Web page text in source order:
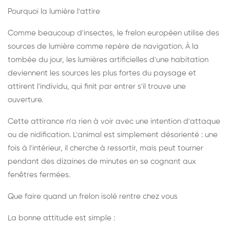
Pourquoi la lumière l'attire
Comme beaucoup d'insectes, le frelon européen utilise des
sources de lumière comme repère de navigation. À la
tombée du jour, les lumières artificielles d'une habitation
deviennent les sources les plus fortes du paysage et
attirent l'individu, qui finit par entrer s'il trouve une
ouverture.
Cette attirance n'a rien à voir avec une intention d'attaque
ou de nidification. L'animal est simplement désorienté : une
fois à l'intérieur, il cherche à ressortir, mais peut tourner
pendant des dizaines de minutes en se cognant aux
fenêtres fermées.
Que faire quand un frelon isolé rentre chez vous
La bonne attitude est simple :